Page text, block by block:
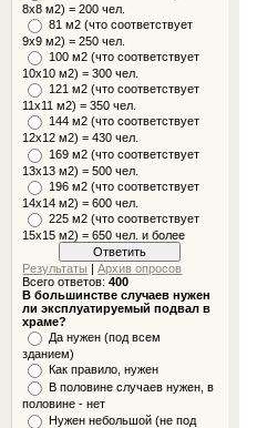
8x8 м2) = 200 чел.
81 м2 (что соответствует
9х9 м2) = 250 чел.
100 м2 (что соответствует
10x10 м2) = 300 чел.
121 м2 (что соответствует
11х11 м2) = 350 чел.
144 м2 (что соответствует
12х12 м2) = 430 чел.
169 м2 (что соответствует
13х13 м2) = 500 чел.
196 м2 (что соответствует
14х14 м2) = 600 чел.
225 м2 (что соответствует
15х15 м2) = 650 чел. и более
Результаты |Архив опросов
Всего ответов:400
В большинстве случаев нужен
ли эксплуатируемый подвал в
храме?
Да нужен (под всем
зданием)
Как правило, нужен
В половине случаев нужен, в
половине - нет
Нужен небольшой (не под